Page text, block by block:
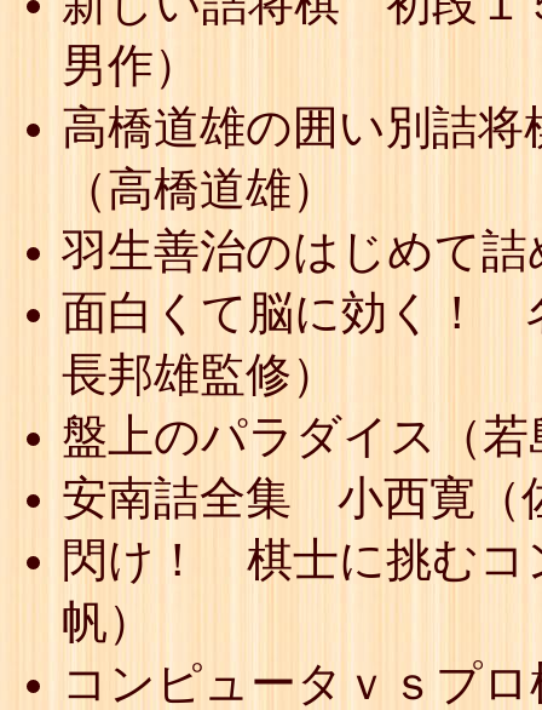
男作）
高橋道雄の囲い別詰
（高橋道雄）
羽生善治のはじめて
面白くて脳に効く！
長邦雄監修）
盤上のパラダイス（若
安南詰全集 小西寛（
閃け！ 棋士に挑むコ
帆）
コンピュータｖｓプ